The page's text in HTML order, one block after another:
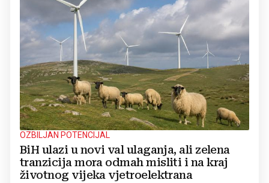
OZBILJAN POTENCIJAL
BiH ulazi u novi val ulaganja, ali zelena
tranzicija mora odmah misliti i na kraj
životnog vijeka vjetroelektrana